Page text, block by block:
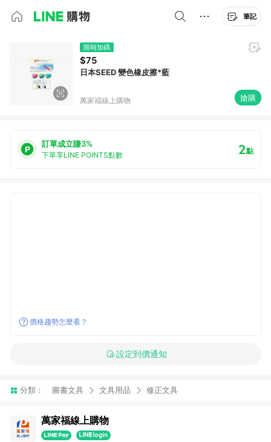
筆記
限時加碼
$75
日本SEED 變色橡皮擦*藍
萬家福線上購物 搶購
訂單成立賺3%
下單享LINE POINTS點數 2點
價格趨勢怎麼看？
設定到價通知
分類： 圖書文具 文具用品 修正文具
萬家福線上購物